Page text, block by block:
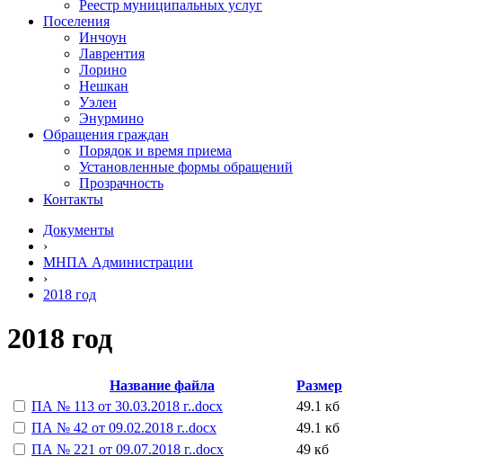
Реестр муниципальных услуг
Поселения
Инчоун
Лаврентия
Лорино
Нешкан
Уэлен
Энурмино
Обращения граждан
Порядок и время приема
Установленные формы обращений
Прозрачность
Контакты
Документы
›
МНПА Администрации
›
2018 год
2018 год
Название файла
Размер
ПА № 113 от 30.03.2018 г..docx
49.1 кб
ПА № 42 от 09.02.2018 г..docx
49.1 кб
ПА № 221 от 09.07.2018 г..docx
49 кб